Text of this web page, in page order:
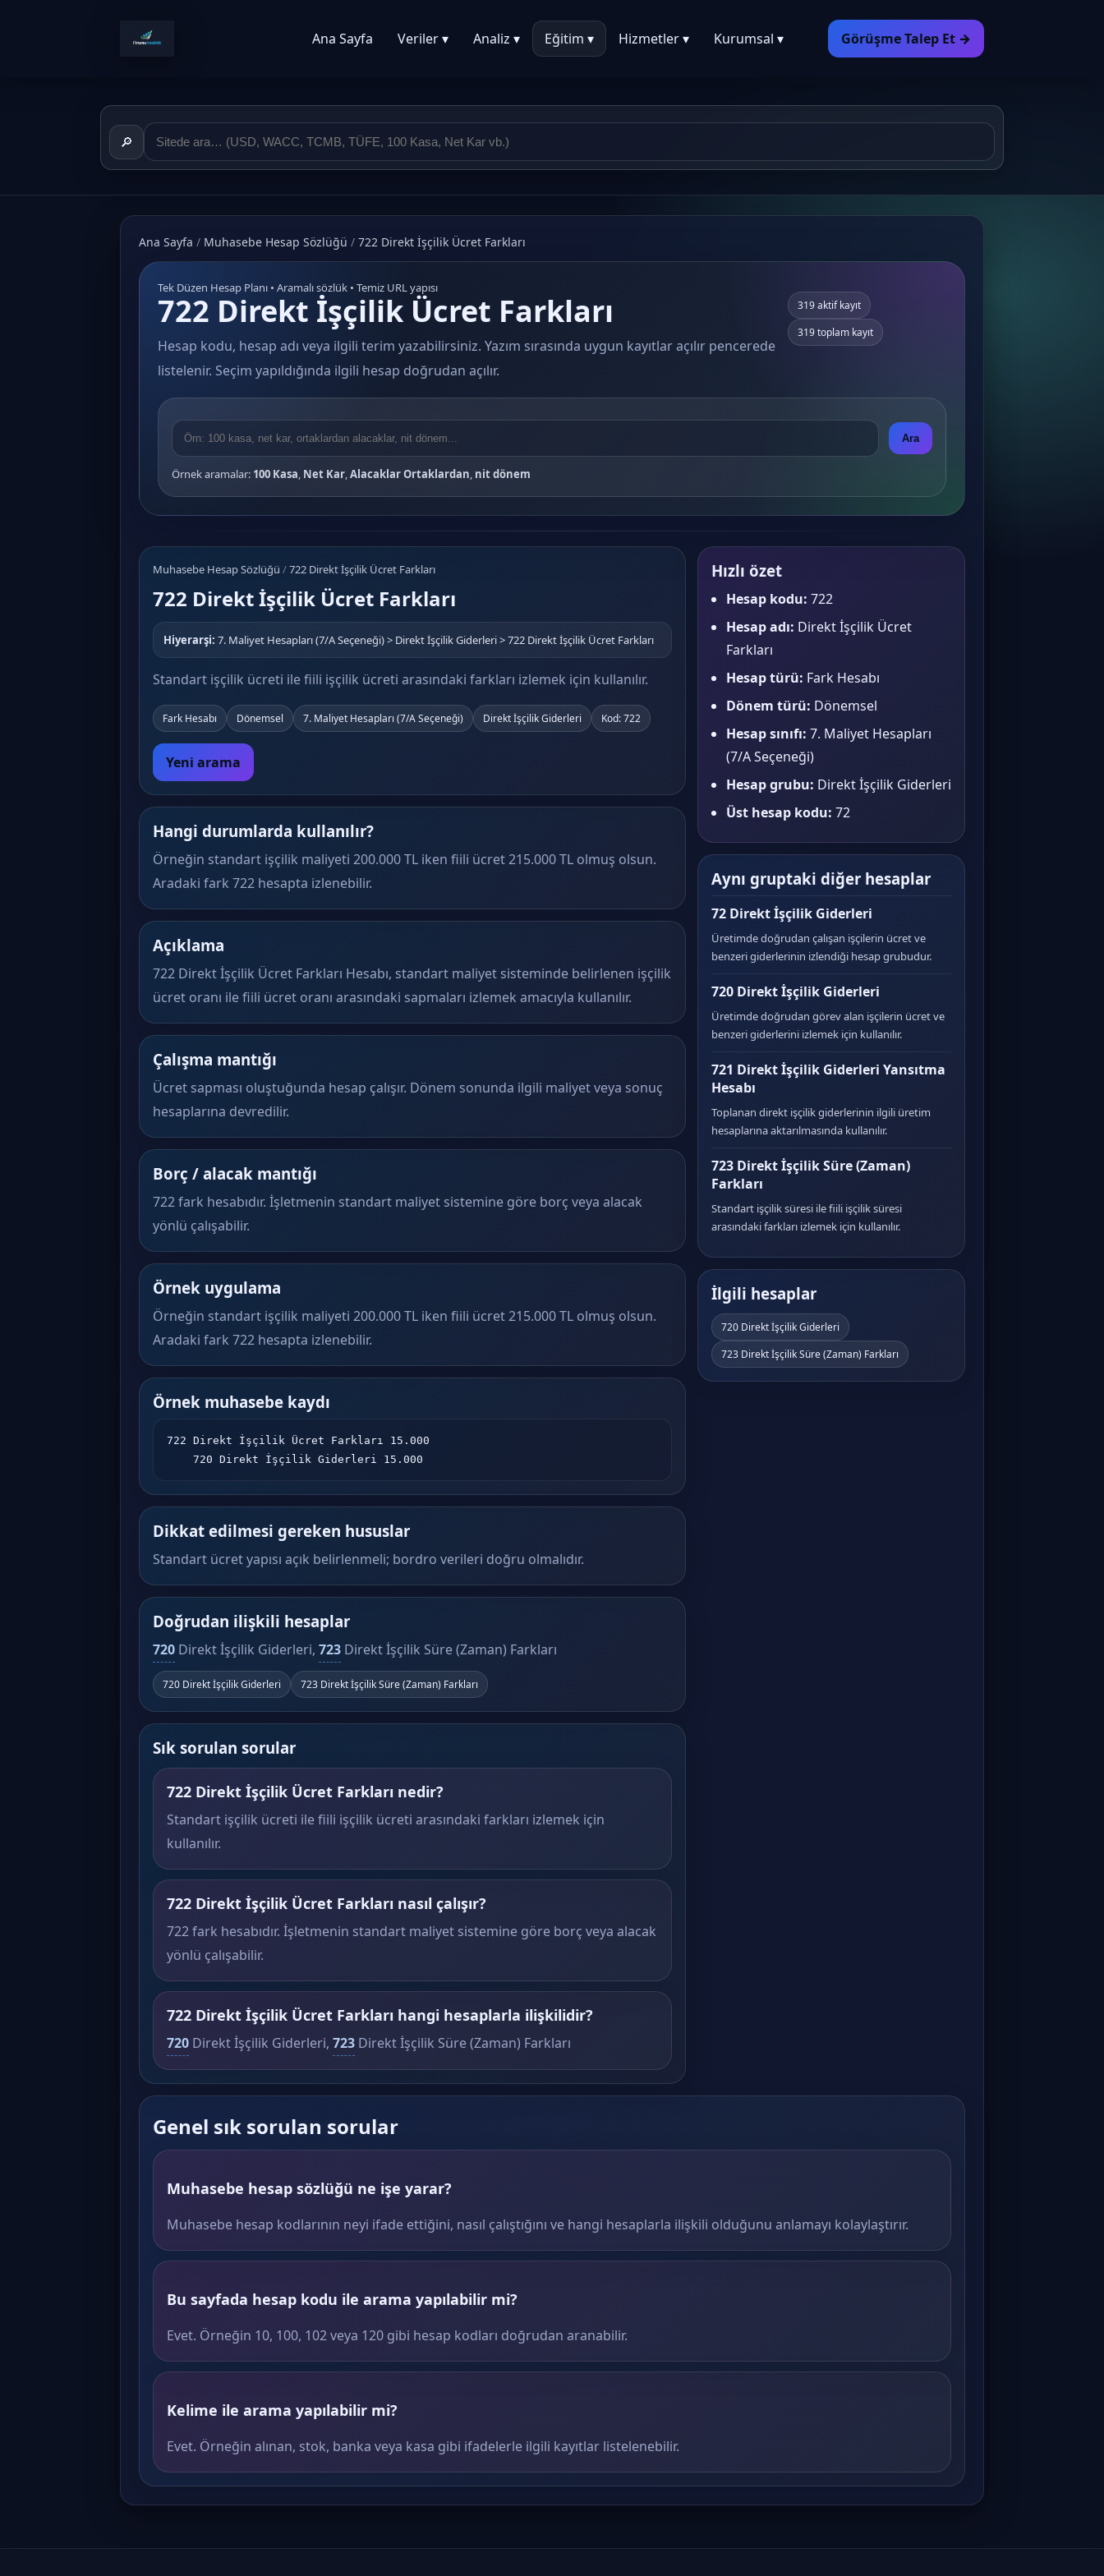
Ana Sayfa Veriler ▾ Analiz ▾ Eğitim ▾ Hizmetler ▾ Kurumsal ▾ Görüşme Talep Et →
🔎
Ana Sayfa / Muhasebe Hesap Sözlüğü / 722 Direkt İşçilik Ücret Farkları
Tek Düzen Hesap Planı • Aramalı sözlük • Temiz URL yapısı
722 Direkt İşçilik Ücret Farkları
Hesap kodu, hesap adı veya ilgili terim yazabilirsiniz. Yazım sırasında uygun kayıtlar açılır pencerede
listelenir. Seçim yapıldığında ilgili hesap doğrudan açılır.
319 aktif kayıt
319 toplam kayıt
Ara
Örnek aramalar: 100 Kasa, Net Kar,Alacaklar Ortaklardan, nit dönem
Muhasebe Hesap Sözlüğü /722 Direkt İşçilik Ücret Farkları
722 Direkt İşçilik Ücret Farkları
Hiyerarşi: 7. Maliyet Hesapları (7/A Seçeneği) > Direkt İşçilik Giderleri > 722 Direkt İşçilik Ücret Farkları
Standart işçilik ücreti ile fiili işçilik ücreti arasındaki farkları izlemek için kullanılır.
Fark Hesabı Dönemsel 7. Maliyet Hesapları (7/A Seçeneği) Direkt İşçilik Giderleri Kod: 722
Yeni arama
Hangi durumlarda kullanılır?
Örneğin standart işçilik maliyeti 200.000 TL iken fiili ücret 215.000 TL olmuş olsun.
Aradaki fark 722 hesapta izlenebilir.
Açıklama
722 Direkt İşçilik Ücret Farkları Hesabı, standart maliyet sisteminde belirlenen işçilik
ücret oranı ile fiili ücret oranı arasındaki sapmaları izlemek amacıyla kullanılır.
Çalışma mantığı
Ücret sapması oluştuğunda hesap çalışır. Dönem sonunda ilgili maliyet veya sonuç
hesaplarına devredilir.
Borç / alacak mantığı
722 fark hesabıdır. İşletmenin standart maliyet sistemine göre borç veya alacak
yönlü çalışabilir.
Örnek uygulama
Örneğin standart işçilik maliyeti 200.000 TL iken fiili ücret 215.000 TL olmuş olsun.
Aradaki fark 722 hesapta izlenebilir.
Örnek muhasebe kaydı
722 Direkt İşçilik Ücret Farkları 15.000
    720 Direkt İşçilik Giderleri 15.000
Dikkat edilmesi gereken hususlar
Standart ücret yapısı açık belirlenmeli; bordro verileri doğru olmalıdır.
Doğrudan ilişkili hesaplar
720 Direkt İşçilik Giderleri, 723 Direkt İşçilik Süre (Zaman) Farkları
720 Direkt İşçilik Giderleri 723 Direkt İşçilik Süre (Zaman) Farkları
Sık sorulan sorular
722 Direkt İşçilik Ücret Farkları nedir?
Standart işçilik ücreti ile fiili işçilik ücreti arasındaki farkları izlemek için
kullanılır.
722 Direkt İşçilik Ücret Farkları nasıl çalışır?
722 fark hesabıdır. İşletmenin standart maliyet sistemine göre borç veya alacak
yönlü çalışabilir.
722 Direkt İşçilik Ücret Farkları hangi hesaplarla ilişkilidir?
720 Direkt İşçilik Giderleri, 723 Direkt İşçilik Süre (Zaman) Farkları
Hızlı özet
Hesap kodu: 722
Hesap adı: Direkt İşçilik Ücret
Farkları
Hesap türü: Fark Hesabı
Dönem türü: Dönemsel
Hesap sınıfı: 7. Maliyet Hesapları
(7/A Seçeneği)
Hesap grubu: Direkt İşçilik Giderleri
Üst hesap kodu: 72
Aynı gruptaki diğer hesaplar
72 Direkt İşçilik Giderleri
Üretimde doğrudan çalışan işçilerin ücret ve
benzeri giderlerinin izlendiği hesap grubudur.
720 Direkt İşçilik Giderleri
Üretimde doğrudan görev alan işçilerin ücret ve
benzeri giderlerini izlemek için kullanılır.
721 Direkt İşçilik Giderleri Yansıtma
Hesabı
Toplanan direkt işçilik giderlerinin ilgili üretim
hesaplarına aktarılmasında kullanılır.
723 Direkt İşçilik Süre (Zaman)
Farkları
Standart işçilik süresi ile fiili işçilik süresi
arasındaki farkları izlemek için kullanılır.
İlgili hesaplar
720 Direkt İşçilik Giderleri
723 Direkt İşçilik Süre (Zaman) Farkları
Genel sık sorulan sorular
Muhasebe hesap sözlüğü ne işe yarar?
Muhasebe hesap kodlarının neyi ifade ettiğini, nasıl çalıştığını ve hangi hesaplarla ilişkili olduğunu anlamayı kolaylaştırır.
Bu sayfada hesap kodu ile arama yapılabilir mi?
Evet. Örneğin 10, 100, 102 veya 120 gibi hesap kodları doğrudan aranabilir.
Kelime ile arama yapılabilir mi?
Evet. Örneğin alınan, stok, banka veya kasa gibi ifadelerle ilgili kayıtlar listelenebilir.